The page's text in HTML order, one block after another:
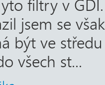
filtry v
jsem se
být ve
všech st...